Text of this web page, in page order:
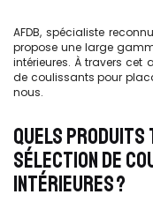
AFDB, spécialiste
propose une large
intérieures. À travers cet
de coulissants pour
nous.
QUELS PRODUITS
SÉLECTION DE
INTÉRIEURES ?